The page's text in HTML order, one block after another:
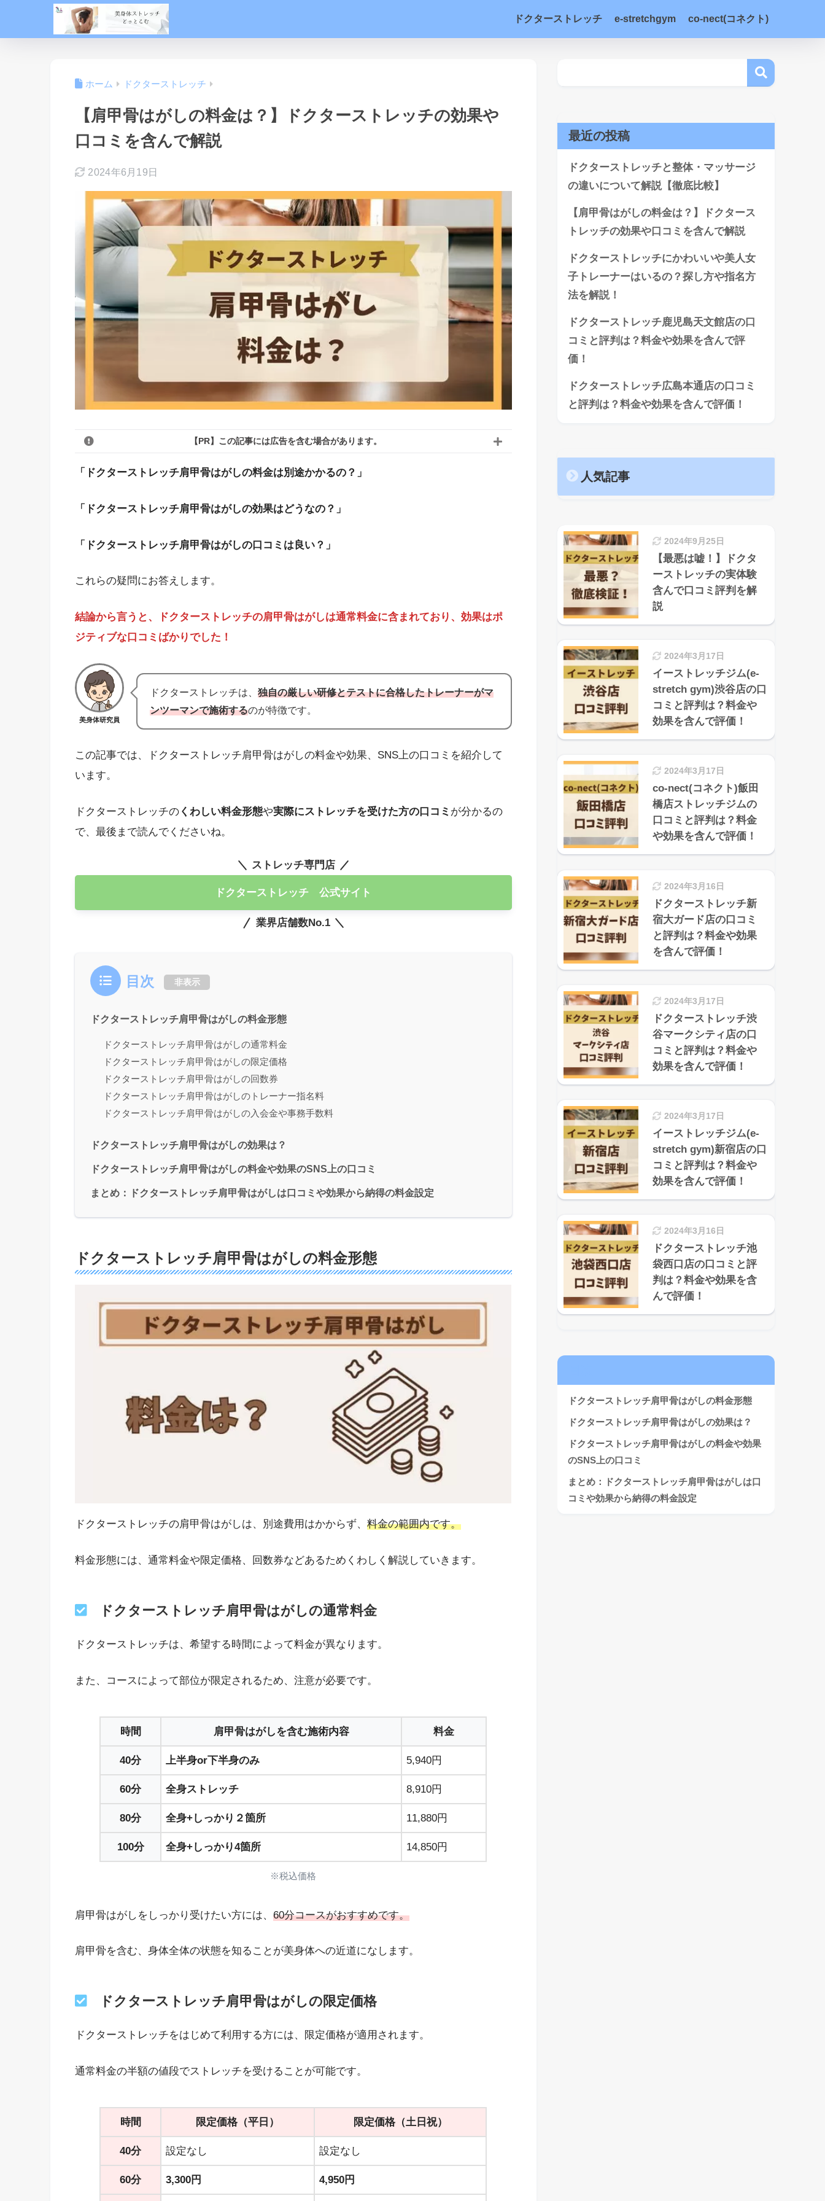
ドクターストレッチ e-stretchgym co-nect(コネクト)
ホーム ドクターストレッチ
【肩甲骨はがしの料金は？】ドクターストレッチの効果や
口コミを含んで解説
2024年6月19日
【PR】この記事には広告を含む場合があります。
「ドクターストレッチ肩甲骨はがしの料金は別途かかるの？」
「ドクターストレッチ肩甲骨はがしの効果はどうなの？」
「ドクターストレッチ肩甲骨はがしの口コミは良い？」
これらの疑問にお答えします。
結論から言うと、ドクターストレッチの肩甲骨はがしは通常料金に含まれており、効果はポ
ジティブな口コミばかりでした！
美身体研究員
ドクターストレッチは、 独自の厳しい研修とテストに合格したトレーナーがマ
ンツーマンで施術するのが特徴です。
この記事では、ドクターストレッチ肩甲骨はがしの料金や効果、SNS上の口コミを紹介して
います。
ドクターストレッチの くわしい料金形態や実際にストレッチを受けた方の口コミ が分かるの
で、最後まで読んでくださいね。
ストレッチ専門店
ドクターストレッチ 公式サイト
業界店舗数No.1
目次 非表示
ドクターストレッチ肩甲骨はがしの料金形態
ドクターストレッチ肩甲骨はがしの通常料金
ドクターストレッチ肩甲骨はがしの限定価格
ドクターストレッチ肩甲骨はがしの回数券
ドクターストレッチ肩甲骨はがしのトレーナー指名料
ドクターストレッチ肩甲骨はがしの入会金や事務手数料
ドクターストレッチ肩甲骨はがしの効果は？
ドクターストレッチ肩甲骨はがしの料金や効果のSNS上の口コミ
まとめ：ドクターストレッチ肩甲骨はがしは口コミや効果から納得の料金設定
ドクターストレッチ肩甲骨はがしの料金形態
ドクターストレッチの肩甲骨はがしは、別途費用はかからず、 料金の範囲内です。
料金形態には、通常料金や限定価格、回数券などあるためくわしく解説していきます。
ドクターストレッチ肩甲骨はがしの通常料金
ドクターストレッチは、希望する時間によって料金が異なります。
また、コースによって部位が限定されるため、注意が必要です。
時間 肩甲骨はがしを含む施術内容 料金
40分 上半身or下半身のみ 5,940円
60分 全身ストレッチ 8,910円
80分 全身+しっかり２箇所 11,880円
100分 全身+しっかり4箇所 14,850円
※税込価格
肩甲骨はがしをしっかり受けたい方には、 60分コースがおすすめです。
肩甲骨を含む、身体全体の状態を知ることが美身体への近道になします。
ドクターストレッチ肩甲骨はがしの限定価格
ドクターストレッチをはじめて利用する方には、限定価格が適用されます。
通常料金の半額の値段でストレッチを受けることが可能です。
時間 限定価格（平日） 限定価格（土日祝）
40分 設定なし 設定なし
60分 3,300円 4,950円
最近の投稿
ドクターストレッチと整体・マッサージ
の違いについて解説【徹底比較】
【肩甲骨はがしの料金は？】ドクタース
トレッチの効果や口コミを含んで解説
ドクターストレッチにかわいいや美人女
子トレーナーはいるの？探し方や指名方
法を解説！
ドクターストレッチ鹿児島天文館店の口
コミと評判は？料金や効果を含んで評
価！
ドクターストレッチ広島本通店の口コミ
と評判は？料金や効果を含んで評価！
人気記事
2024年9月25日
【最悪は嘘！】ドクタ
ーストレッチの実体験
含んで口コミ評判を解
説
2024年3月17日
イーストレッチジム(e-
stretch gym)渋谷店の口
コミと評判は？料金や
効果を含んで評価！
2024年3月17日
co-nect(コネクト)飯田
橋店ストレッチジムの
口コミと評判は？料金
や効果を含んで評価！
2024年3月16日
ドクターストレッチ新
宿大ガード店の口コミ
と評判は？料金や効果
を含んで評価！
2024年3月17日
ドクターストレッチ渋
谷マークシティ店の口
コミと評判は？料金や
効果を含んで評価！
2024年3月17日
イーストレッチジム(e-
stretch gym)新宿店の口
コミと評判は？料金や
効果を含んで評価！
2024年3月16日
ドクターストレッチ池
袋西口店の口コミと評
判は？料金や効果を含
んで評価！
ドクターストレッチ肩甲骨はがしの料金形態
ドクターストレッチ肩甲骨はがしの効果は？
ドクターストレッチ肩甲骨はがしの料金や効果
のSNS上の口コミ
まとめ：ドクターストレッチ肩甲骨はがしは口
コミや効果から納得の料金設定